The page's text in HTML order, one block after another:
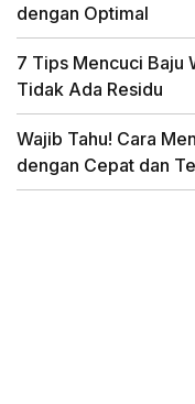
dengan Optimal
7 Tips Mencuci Baju
Tidak Ada Residu
Wajib Tahu! Cara
dengan Cepat dan